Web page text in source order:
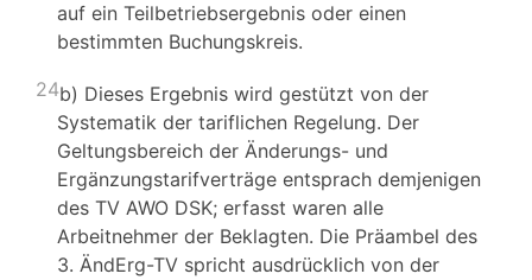
auf ein Teilbetriebsergebnis oder einen
bestimmten Buchungskreis.
24b) Dieses Ergebnis wird gestützt von der
Systematik der tariflichen Regelung. Der
Geltungsbereich der Änderungs- und
Ergänzungstarifverträge entsprach demjenigen
des TV AWO DSK; erfasst waren alle
Arbeitnehmer der Beklagten. Die Präambel des
3. ÄndErg-TV spricht ausdrücklich von der